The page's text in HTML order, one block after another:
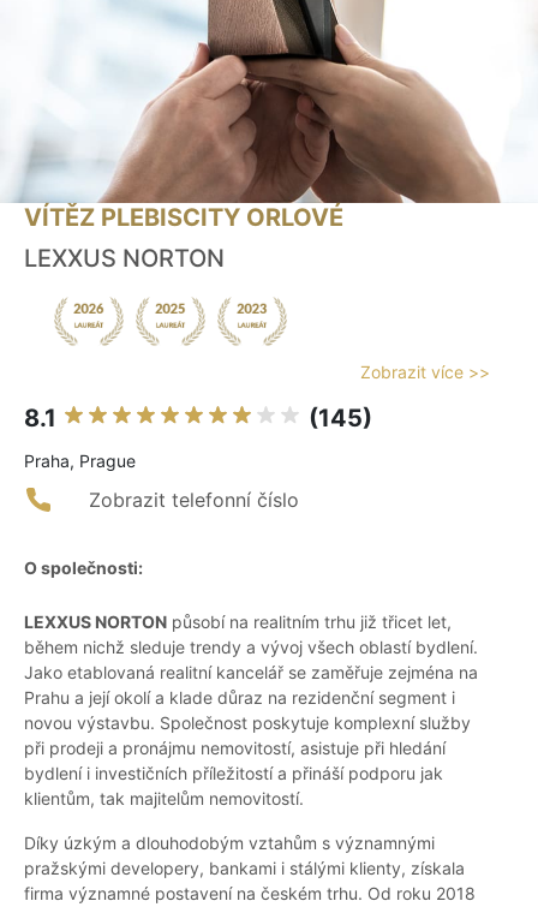
VÍTĚZ PLEBISCITY ORLOVÉ
LEXXUS NORTON
Zobrazit více >>
8.1 (145)
Praha, Prague
Zobrazit telefonní číslo
O společnosti:
LEXXUS NORTON působí na realitním trhu již třicet let,
během nichž sleduje trendy a vývoj všech oblastí bydlení.
Jako etablovaná realitní kancelář se zaměřuje zejména na
Prahu a její okolí a klade důraz na rezidenční segment i
novou výstavbu. Společnost poskytuje komplexní služby
při prodeji a pronájmu nemovitostí, asistuje při hledání
bydlení i investičních příležitostí a přináší podporu jak
klientům, tak majitelům nemovitostí.
Díky úzkým a dlouhodobým vztahům s významnými
pražskými developery, bankami i stálými klienty, získala
firma významné postavení na českém trhu. Od roku 2018